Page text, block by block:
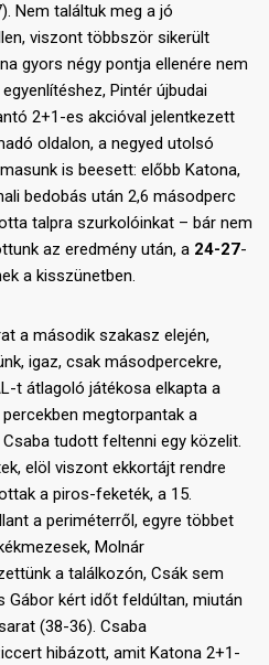
Nem találtuk meg a jó
viszont többször sikerült
gyors négy pontja ellenére nem
Pintér újbudai
2+1-es akcióval jelentkezett
oldalon, a negyed utolsó
is beesett: előbb Katona,
bedobás után 2,6 másodperc
talpra szurkolóinkat – bár nem
az eredmény után, a 24-27-
a kisszünetben.
a második szakasz elején,
igaz, csak másodpercekre,
t átlagoló játékosa elkapta a
megtorpantak a
tudott feltenni egy közelit.
elöl viszont ekkortájt rendre
a piros-feketék, a 15.
a periméterről, egyre többet
Molnár
a találkozón, Csák sem
kért időt feldúltan, miután
(38-36). Csaba
hibázott, amit Katona 2+1-